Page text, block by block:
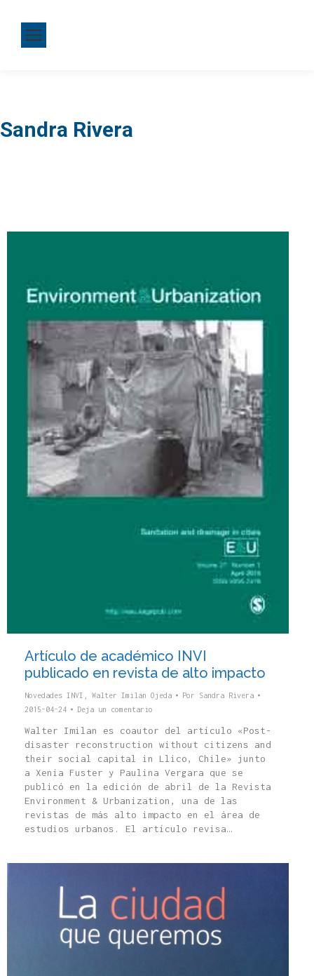
Sandra Rivera
Artículo de académico INVI
publicado en revista de alto impacto
Novedades INVI Walter Imilan Ojeda Por Sandra Rivera
2015-04-24
Deja un comentario
Walter Imilan es coautor del artículo «Post-
disaster reconstruction without citizens and
their social capital in Llico, Chile» junto
a Xenia Fuster y Paulina Vergara que se
publicó en la edición de abril de la Revista
Environment & Urbanization, una de las
revistas de más alto impacto en el área de
estudios urbanos. El artículo revisa…